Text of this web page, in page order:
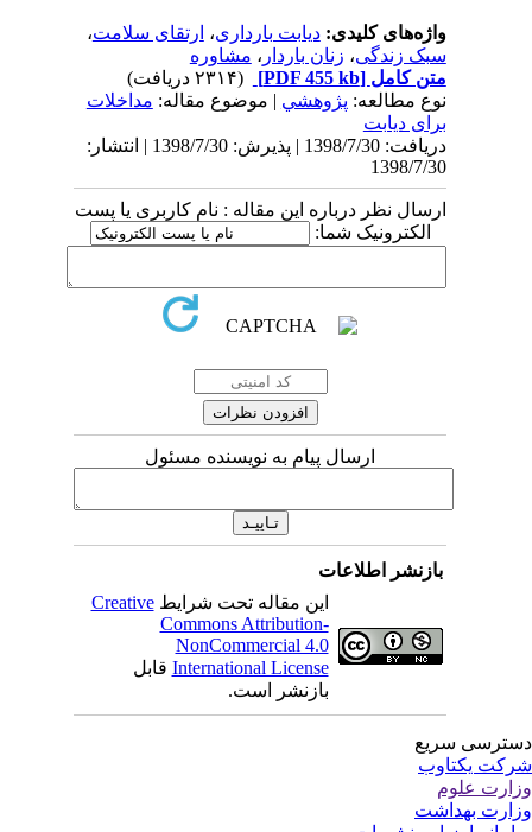
واژه‌های کلیدی:دیابت بارداری،ارتقای سلامت،
سبک زندگی،زنان باردار ، مشاوره
متن کامل[PDF 455 kb]
نوع مطالعه:پژوهشي| موضوع مقاله:مداخلات
برای دیابت
دریافت: 1398/7/30 | پذیرش: 1398/7/30 | انتشار:
1398/7/30
ارسال نظر درباره این مقاله : نام کاربری یا پست
الکترونیک شما:
ارسال پیام به نویسنده مسئول
بازنشر اطلاعات
این مقاله تحت شرایطCreative
Commons Attribution-
NonCommercial 4.0
International Licenseقابل
بازنشر است.
سریع
یکتاوب
علوم
بهداشت